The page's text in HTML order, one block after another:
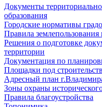
Документы
образования
Городские нормативы
Правила землепользования
Решения о подготовке
территории
Документация по
Площадки под
Адресный план
Зоны охраны
Правила благоустройства